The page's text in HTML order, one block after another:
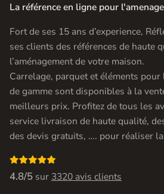
La référence en ligne pour
Fort de ses 15 ans d’experience,
ses clients des références de haute
l’aménagement de votre maison.
Carrelage, parquet et éléments
de gamme sont disponibles à la
meilleurs prix. Profitez de tous les
service livraison de haute qualité,
des devis gratuits, …. pour réaliser

4.8/5 sur 3320 avis clients